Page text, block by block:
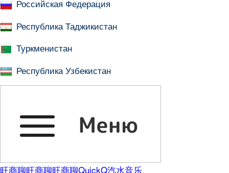
Российская Федерация
Республика Таджикистан
Туркменистан
Республика Узбекистан
旺商聊旺商聊旺商聊QuickQ汽水音乐